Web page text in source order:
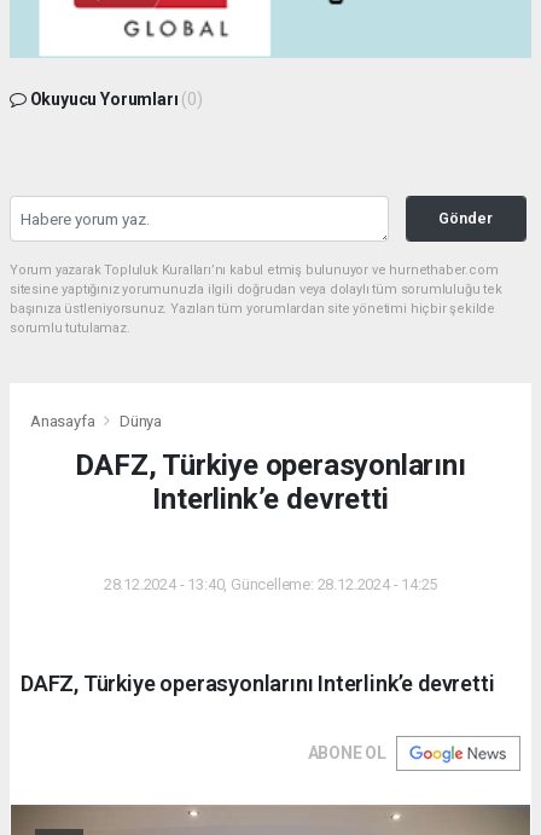
Okuyucu Yorumları (0)
Gönder
Yorum yazarak Topluluk Kuralları’nı kabul etmiş bulunuyor ve hurnethaber.com
sitesine yaptığınız yorumunuzla ilgili doğrudan veya dolaylı tüm sorumluluğu tek
başınıza üstleniyorsunuz. Yazılan tüm yorumlardan site yönetimi hiçbir şekilde
sorumlu tutulamaz.
Anasayfa Dünya
DAFZ, Türkiye operasyonlarını
Interlink’e devretti
28.12.2024 - 13:40, Güncelleme: 28.12.2024 - 14:25
DAFZ, Türkiye operasyonlarını Interlink’e devretti
ABONE OL